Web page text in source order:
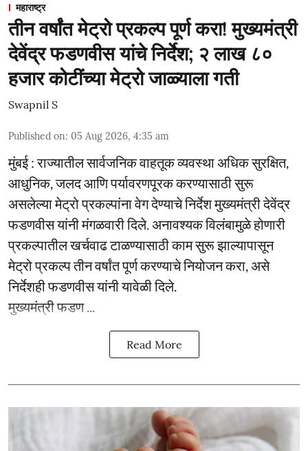
महाराष्ट्र
तीन वर्षांत मेट्रो प्रकल्प पूर्ण करा! मुख्यमंत्री
देवेंद्र फडणवीस यांचे निर्देश; २ लाख ८०
हजार कोटींच्या मेट्रो जाळ्याला गती
Swapnil S
Published on: 05 Aug 2026, 4:35 am
मुंबई : राज्यातील सार्वजनिक वाहतूक व्यवस्था अधिक सुरक्षित,
आधुनिक, जलद आणि पर्यावरणपूरक करण्यासाठी सुरू
असलेल्या मेट्रो प्रकल्पांना वेग देण्याचे निर्देश मुख्यमंत्री देवेंद्र
फडणवीस यांनी मंगळवारी दिले. अनावश्यक विलंबामुळे होणारी
प्रकल्पातील खर्चवाढ टाळण्यासाठी काम सुरू झाल्यापासून
मेट्रो प्रकल्प तीन वर्षांत पूर्ण करण्याचे नियोजन करा, असे
निर्देशही फडणवीस यांनी यावेळी दिले.
मुख्यमंत्री फडण ...
Read More